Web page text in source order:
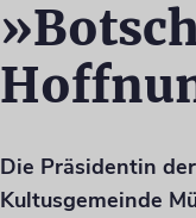
Die Präsidentin
Kultusgemeinde